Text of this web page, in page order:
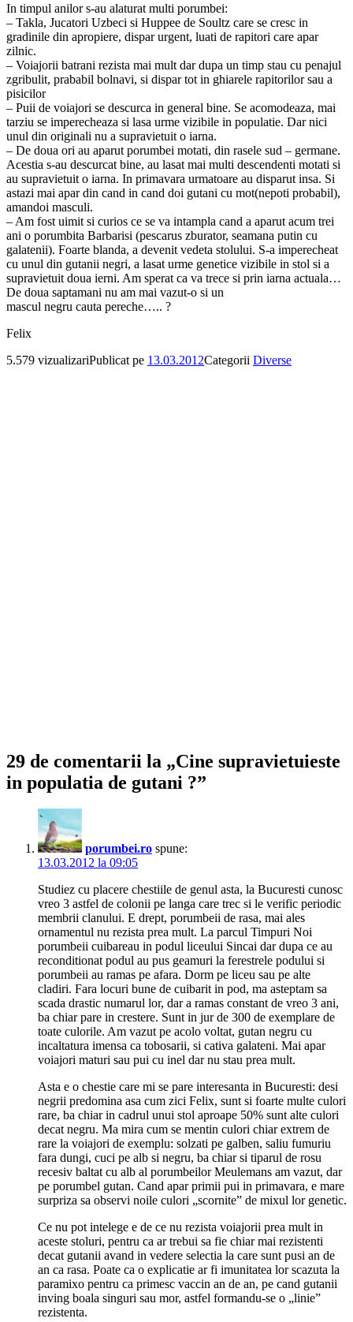
In timpul anilor s-au alaturat multi porumbei:
– Takla, Jucatori Uzbeci si Huppee de Soultz care se cresc in
gradinile din apropiere, dispar urgent, luati de rapitori care apar
zilnic.
– Voiajorii batrani rezista mai mult dar dupa un timp stau cu penajul
zgribulit, prababil bolnavi, si dispar tot in ghiarele rapitorilor sau a
pisicilor
– Puii de voiajori se descurca in general bine. Se acomodeaza, mai
tarziu se imperecheaza si lasa urme vizibile in populatie. Dar nici
unul din originali nu a supravietuit o iarna.
– De doua ori au aparut porumbei motati, din rasele sud – germane.
Acestia s-au descurcat bine, au lasat mai multi descendenti motati si
au supravietuit o iarna. In primavara urmatoare au disparut insa. Si
astazi mai apar din cand in cand doi gutani cu mot(nepoti probabil),
amandoi masculi.
– Am fost uimit si curios ce se va intampla cand a aparut acum trei
ani o porumbita Barbarisi (pescarus zburator, seamana putin cu
galatenii). Foarte blanda, a devenit vedeta stolului. S-a imperecheat
cu unul din gutanii negri, a lasat urme genetice vizibile in stol si a
supravietuit doua ierni. Am sperat ca va trece si prin iarna actuala…
De doua saptamani nu am mai vazut-o si un
mascul negru cauta pereche….. ?
Felix
5.579 vizualizariPublicat pe 13.03.2012Categorii Diverse
29 de comentarii la „Cine supravietuieste
in populatia de gutani ?”
porumbei.ro spune:
13.03.2012 la 09:05
Studiez cu placere chestiile de genul asta, la Bucuresti cunosc
vreo 3 astfel de colonii pe langa care trec si le verific periodic
membrii clanului. E drept, porumbeii de rasa, mai ales
ornamentul nu rezista prea mult. La parcul Timpuri Noi
porumbeii cuibareau in podul liceului Sincai dar dupa ce au
reconditionat podul au pus geamuri la ferestrele podului si
porumbeii au ramas pe afara. Dorm pe liceu sau pe alte
cladiri. Fara locuri bune de cuibarit in pod, ma asteptam sa
scada drastic numarul lor, dar a ramas constant de vreo 3 ani,
ba chiar pare in crestere. Sunt in jur de 300 de exemplare de
toate culorile. Am vazut pe acolo voltat, gutan negru cu
incaltatura imensa ca tobosarii, si cativa galateni. Mai apar
voiajori maturi sau pui cu inel dar nu stau prea mult.
Asta e o chestie care mi se pare interesanta in Bucuresti: desi
negrii predomina asa cum zici Felix, sunt si foarte multe culori
rare, ba chiar in cadrul unui stol aproape 50% sunt alte culori
decat negru. Ma mira cum se mentin culori chiar extrem de
rare la voiajori de exemplu: solzati pe galben, saliu fumuriu
fara dungi, cuci pe alb si negru, ba chiar si tiparul de rosu
recesiv baltat cu alb al porumbeilor Meulemans am vazut, dar
pe porumbel gutan. Cand apar primii pui in primavara, e mare
surpriza sa observi noile culori „scornite” de mixul lor genetic.
Ce nu pot intelege e de ce nu rezista voiajorii prea mult in
aceste stoluri, pentru ca ar trebui sa fie chiar mai rezistenti
decat gutanii avand in vedere selectia la care sunt pusi an de
an ca rasa. Poate ca o explicatie ar fi imunitatea lor scazuta la
paramixo pentru ca primesc vaccin an de an, pe cand gutanii
inving boala singuri sau mor, astfel formandu-se o „linie”
rezistenta.